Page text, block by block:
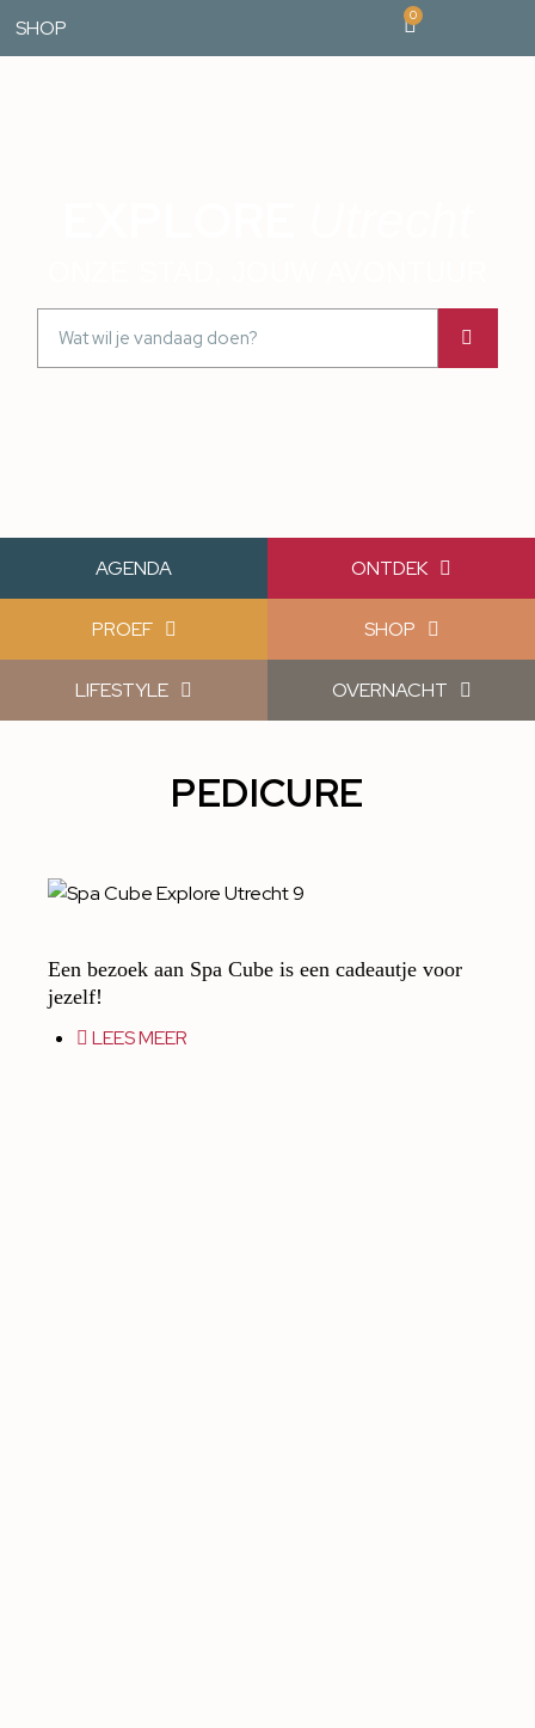
SHOP
0
AGENDA ONTDEK
PROEF SHOP
LIFESTYLE OVERNACHT
PEDICURE
Een bezoek aan Spa Cube is een cadeautje voor
jezelf!
LEES MEER